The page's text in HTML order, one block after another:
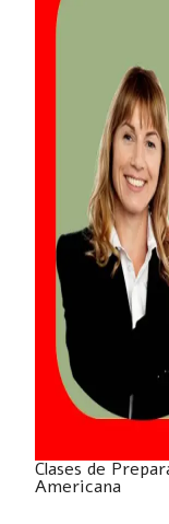
Clases de
Americana